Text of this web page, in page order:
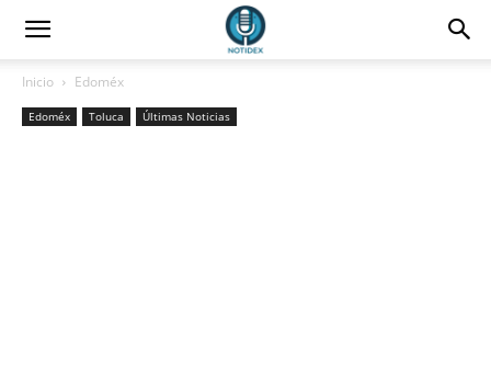
Inicio Edoméx
Edoméx Toluca Últimas Noticias